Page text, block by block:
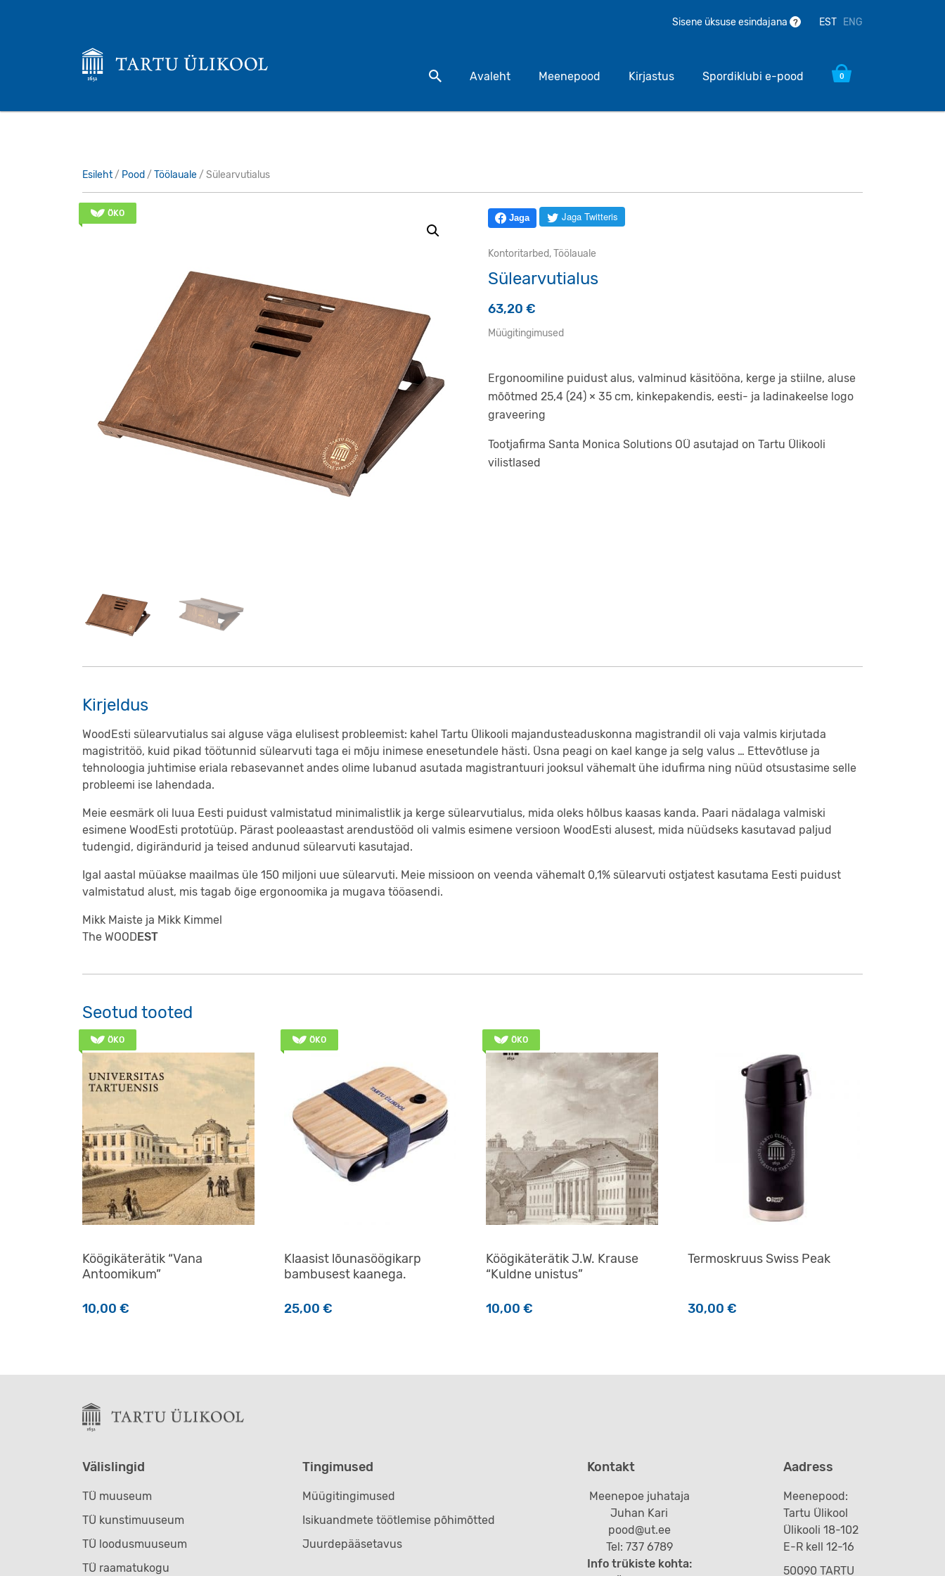
Sisene üksuse esindajana ? EST ENG
Otsi toodetAvaleht Meenepood Kirjastus Spordiklubi e-pood 0
Esileht/ Pood / Töölauale/ Sülearvutialus
ÖKO Jaga Jaga Twitteris
Kontoritarbed,Töölauale
Sülearvutialus
63,20€
Müügitingimused
Ergonoomiline puidust alus, valminud käsitööna, kerge ja stiilne, aluse
mõõtmed 25,4 (24) × 35 cm, kinkepakendis, eesti- ja ladinakeelse logo
graveering
Tootjafirma Santa Monica Solutions OÜ asutajad on Tartu Ülikooli
vilistlased
Kirjeldus
WoodEsti sülearvutialus sai alguse väga elulisest probleemist: kahel Tartu Ülikooli majandusteaduskonna magistrandil oli vaja valmis kirjutada
magistritöö, kuid pikad töötunnid sülearvuti taga ei mõju inimese enesetundele hästi. Üsna peagi on kael kange ja selg valus … Ettevõtluse ja
tehnoloogia juhtimise eriala rebasevannet andes olime lubanud asutada magistrantuuri jooksul vähemalt ühe idufirma ning nüüd otsustasime selle
probleemi ise lahendada.
Meie eesmärk oli luua Eesti puidust valmistatud minimalistlik ja kerge sülearvutialus, mida oleks hõlbus kaasas kanda. Paari nädalaga valmiski
esimene WoodEsti prototüüp. Pärast pooleaastast arendustööd oli valmis esimene versioon WoodEsti alusest, mida nüüdseks kasutavad paljud
tudengid, digirändurid ja teised andunud sülearvuti kasutajad.
Igal aastal müüakse maailmas üle 150 miljoni uue sülearvuti. Meie missioon on veenda vähemalt 0,1% sülearvuti ostjatest kasutama Eesti puidust
valmistatud alust, mis tagab õige ergonoomika ja mugava tööasendi.
Mikk Maiste ja Mikk Kimmel
The WOODEST
Seotud tooted
ÖKO
Köögikäterätik “Vana
Antoomikum”
10,00 €
ÖKO
Klaasist lõunasöögikarp
bambusest kaanega.
25,00 €
ÖKO
Köögikäterätik J.W. Krause
“Kuldne unistus”
10,00 €
Termoskruus Swiss Peak
30,00 €
Välislingid
TÜ muuseum
TÜ kunstimuuseum
TÜ loodusmuuseum
TÜ raamatukogu
Tingimused
Müügitingimused
Isikuandmete töötlemise põhimõtted
Juurdepääsetavus
Kontakt
Meenepoe juhataja
Juhan Kari
pood@ut.ee
Tel: 737 6789
Info trükiste kohta:
Aadress
Meenepood:
Tartu Ülikool
Ülikooli 18-102
E-R kell 12-16
50090 TARTU